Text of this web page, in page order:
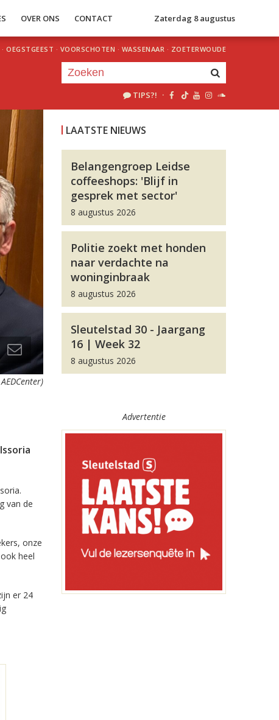
OVER ONS CONTACT Zaterdag 8 augustus
· OEGSTGEEST · VOORSCHOTEN · WASSENAAR · ZOETERWOUDE
TIPS?! ·
van de
onze
heel
er 24
LAATSTE NIEUWS
Belangengroep Leidse
coffeeshops: 'Blijf in
gesprek met sector'
8 augustus 2026
Politie zoekt met honden
naar verdachte na
woninginbraak
8 augustus 2026
Sleutelstad 30 - Jaargang
16 | Week 32
8 augustus 2026
Advertentie